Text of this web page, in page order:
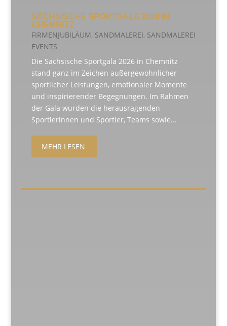
SÄCHSISCHE SPORTGALA 2026 IN
CHEMNITZ
FIRMENJUBILÄUM, SANDMALEREI, SANDMALEREI
EVENTS
Die Sächsische Sportgala 2026 in Chemnitz
stand ganz im Zeichen außergewöhnlicher
sportlicher Leistungen, emotionaler Momente
und inspirierender Begegnungen. Im Rahmen
der Gala wurden die herausragenden
Sportlerinnen und Sportler, Teams sowie...
MEHR LESEN